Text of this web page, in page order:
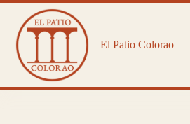
Saltar
contenido
El Patio Colorao